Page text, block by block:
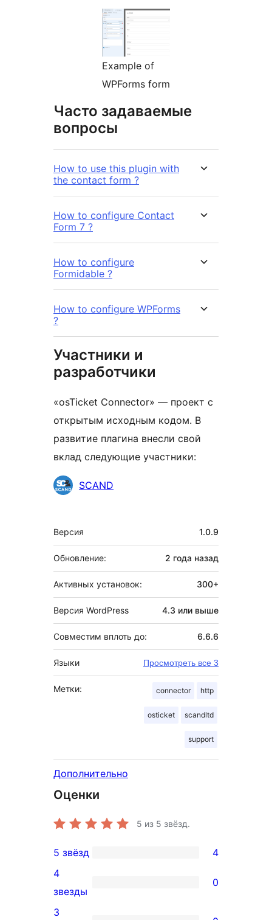
Example of
WPForms form
Часто задаваемые
вопросы
How to use this plugin with
the contact form ?
How to configure Contact
Form 7 ?
How to configure
Formidable ?
How to configure WPForms
?
Участники и
разработчики
«osTicket Connector» — проект с
открытым исходным кодом. В
развитие плагина внесли свой
вклад следующие участники:
Участники
SCAND
Мета
Версия 1.0.9
Обновление: 2 года назад
Активных установок: 300+
Версия WordPress 4.3 или выше
Совместим вплоть до: 6.6.6
Языки Просмотреть все 3
Метки: connector http
osticket scandltd
support
Дополнительно
Оценки
5 из 5 звёзд.
4
5-
звездный
отзыв
5 звёзд 4
0
4-
4
звезды
0
3